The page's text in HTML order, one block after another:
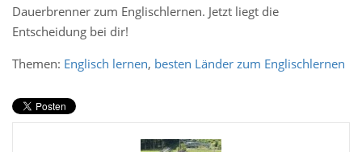
Dauerbrenner zum Englischlernen. Jetzt liegt die
Entscheidung bei dir!
Themen: Englisch lernen, besten Länder zum Englischlernen